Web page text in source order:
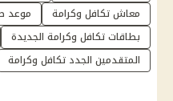
معاش تكافل وكرامة
موعد
بطاقات تكافل وكرامة الجديدة
المتقدمين الجدد تكافل وكرامة